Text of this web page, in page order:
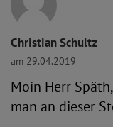
Christian Schultz
am 29.04.2019
Moin Herr
man an dieser